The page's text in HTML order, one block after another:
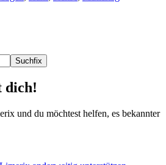
Suchfix
dich!
und du möchtest helfen, es bekannter